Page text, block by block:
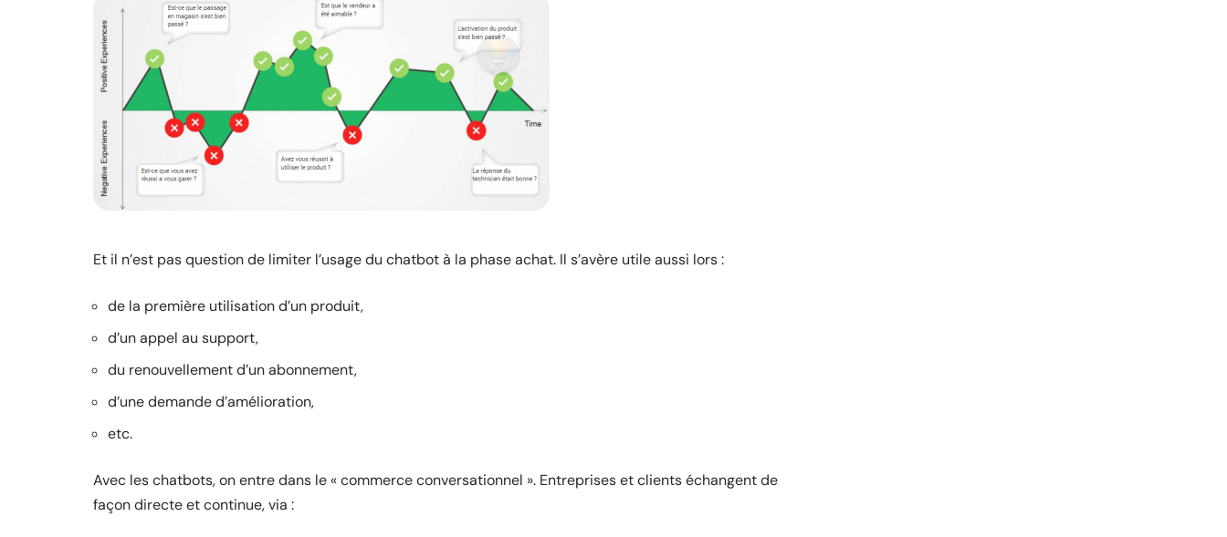
Et il n’est pas question de limiter l’usage du chatbot à la phase achat. Il s’avère utile aussi lors :
de la première utilisation d’un produit,
d’un appel au support,
du renouvellement d’un abonnement,
d’une demande d’amélioration,
etc.
Avec les chatbots, on entre dans le « commerce conversationnel ». Entreprises et clients échangent de
façon directe et continue, via :